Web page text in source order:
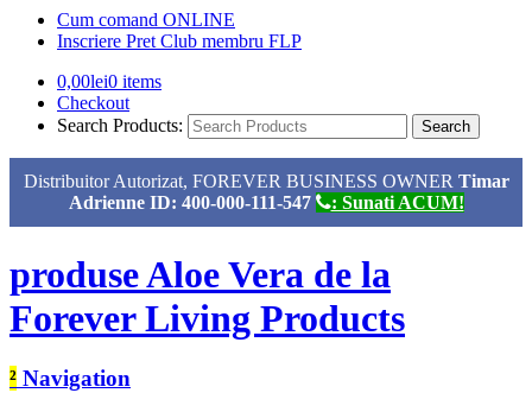
Cum comand ONLINE
Inscriere Pret Club membru FLP
0,00lei0 items
Checkout
Search Products:
Distribuitor Autorizat, FOREVER BUSINESS OWNER Timar
Adrienne ID: 400-000-111-547
: Sunati ACUM!
produse Aloe Vera de la
Forever Living Products
² Navigation